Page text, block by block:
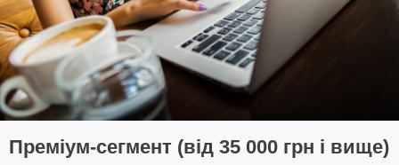
Преміум-сегмент (від 35 000 грн і вище)